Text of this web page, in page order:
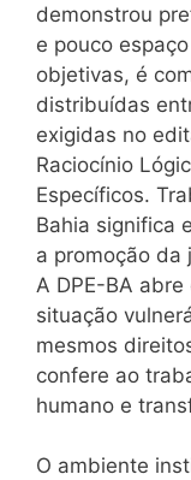
demonstrou
e pouco
objetivas, é
distribuídas
exigidas no
Raciocínio
Específicos.
Bahia significa
a promoção da
A DPE-BA
situação
mesmos
confere ao
humano e
O ambiente